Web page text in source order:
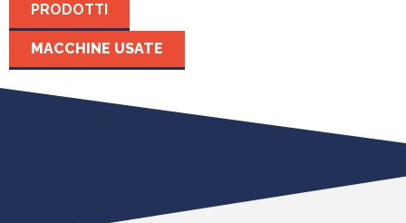
PRODOTTI
MACCHINE USATE